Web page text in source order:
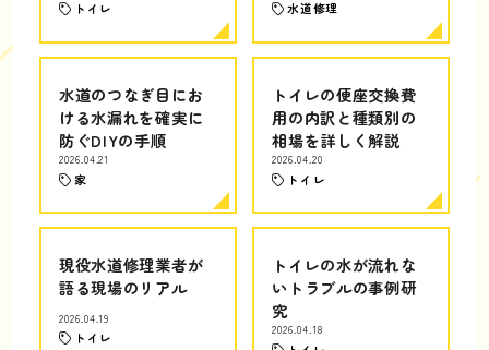
トイレ 水道修理
水道のつなぎ目にお
ける水漏れを確実に
防ぐDIYの手順
2026.04.21
家
トイレの便座交換費
用の内訳と種類別の
相場を詳しく解説
2026.04.20
トイレ
現役水道修理業者が
語る現場のリアル
2026.04.19
トイレ
トイレの水が流れな
いトラブルの事例研
究
2026.04.18